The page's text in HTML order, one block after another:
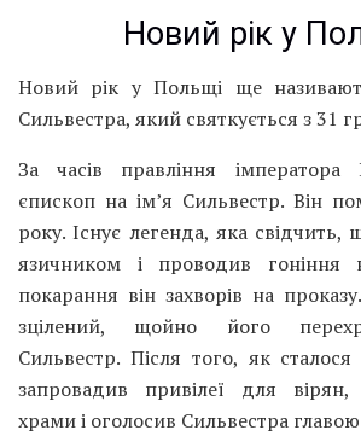
Новий рік у
Новий рік у Польщі ще
Сильвестра, який святкується з 31
За часів правління імператора
єпископ на ім’я Сильвестр. Він
року. Існує легенда, яка свідчить,
язичником і проводив гоніння
покарання він захворів на
зцілений, щойно його
Сильвестр. Після того, як
запровадив привілеї для
храми і оголосив Сильвестра